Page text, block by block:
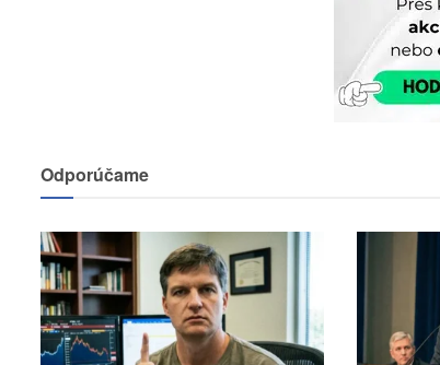
Odporúčame